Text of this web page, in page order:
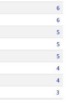
6
6
5
5
5
4
4
3